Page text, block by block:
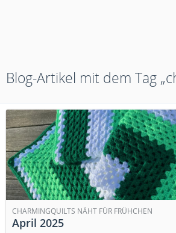
Blog-Artikel mit dem Tag
CHARMINGQUILTS NÄHT FÜR FRÜHCHEN
April 2025